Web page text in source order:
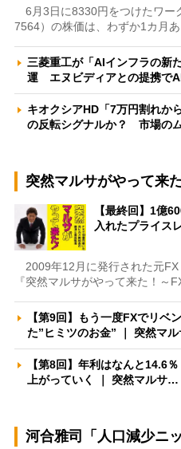
6月3日に8330円をつけたワー
7564）の株価は、わずか1カ月
三菱重工が「AIインフラの新
運 エヌビディアとの提携で
キオクシアHD「7万円割れか
の反転シグナルか？ 市場の
突然マルサがやって来
【最終回】1億
入れたプライス
2009年12月に発行された元
『突然マルサがやって来た！～
【第9回】もう一度FXでリ
た”ヒミツのお金” ｜ 突然マ
【第8回】年利はなんと14.6
上がっていく ｜ 突然マルサ…
河合雅司「人口減少ニ